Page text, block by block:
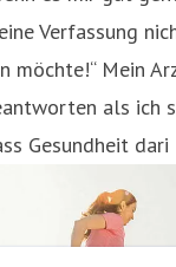
Verfassung
möchte!“ Mein
als ich
Gesundheit dari